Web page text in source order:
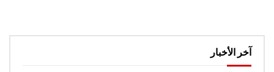
آخر الأخبار